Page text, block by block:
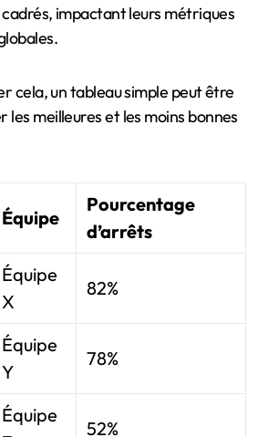
impactant leurs métriques
cela, un tableau simple peut être
meilleures et les moins bonnes
Équipe
Pourcentage
d’arrêts
Équipe
X
82%
Équipe
Y
78%
Équipe
52%